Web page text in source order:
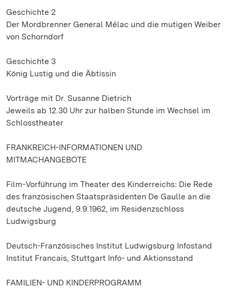
Geschichte 2
Der Mordbrenner General Mélac und die mutigen Weiber
von Schorndorf
Geschichte 3
König Lustig und die Äbtissin
Vorträge mit Dr. Susanne Dietrich
Jeweils ab 12.30 Uhr zur halben Stunde im Wechsel im
Schlosstheater
FRANKREICH-INFORMATIONEN UND
MITMACHANGEBOTE
Film-Vorführung im Theater des Kinderreichs: Die Rede
des französischen Staatspräsidenten De Gaulle an die
deutsche Jugend, 9.9.1962, im Residenzschloss
Ludwigsburg
Deutsch-Französisches Institut Ludwigsburg Infostand
Institut Francais, Stuttgart Info- und Aktionsstand
FAMILIEN- UND KINDERPROGRAMM